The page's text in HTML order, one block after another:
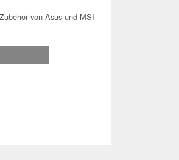
von Asus und MSI